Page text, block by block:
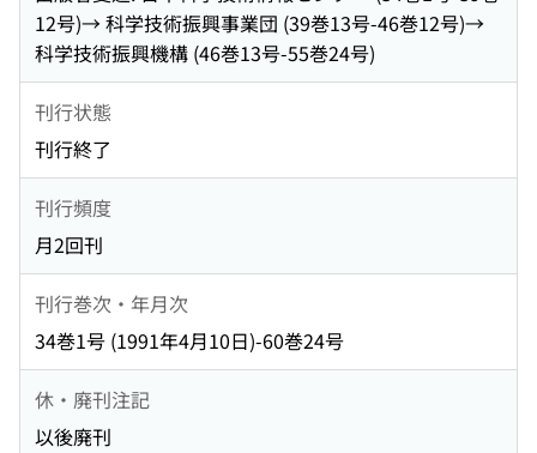
12号)→ 科学技術振興事業団 (39巻13号-46巻12号)→
科学技術振興機構 (46巻13号-55巻24号)
刊行状態
刊行終了
刊行頻度
月2回刊
刊行巻次・年月次
34巻1号 (1991年4月10日)-60巻24号
休・廃刊注記
以後廃刊